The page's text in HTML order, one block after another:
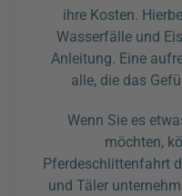
ihre Kosten.
Wasserfälle und
Anleitung. Eine
alle, die das
Wenn Sie es
möchten,
Pferdeschlittenfahrt
und Täler